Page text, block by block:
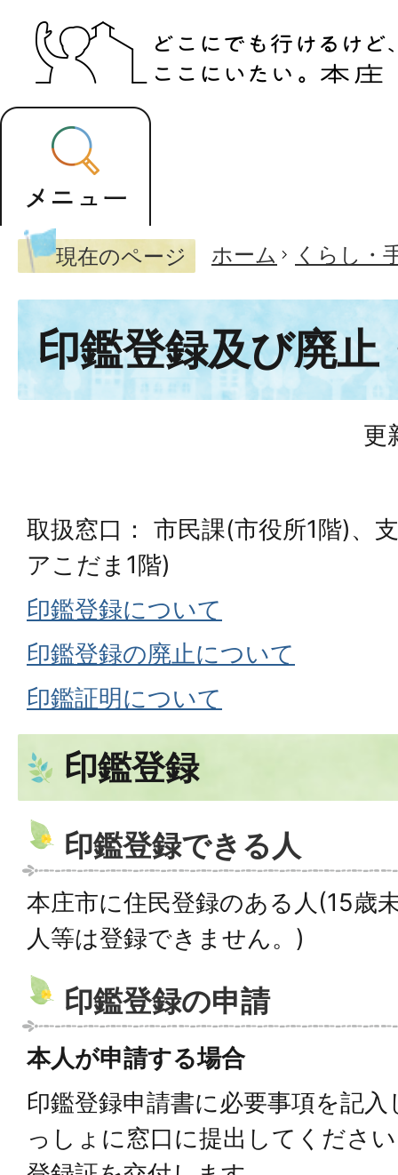
現在のページ ホーム くらし・
印鑑登録及び廃止
更
取扱窓口： 市民課(市役所1階)、
アこだま1階)
印鑑登録について
印鑑登録の廃止について
印鑑証明について
印鑑登録
印鑑登録できる人
本庄市に住民登録のある人(15歳
人等は登録できません。)
印鑑登録の申請
本人が申請する場合
印鑑登録申請書に必要事項を記
っしょに窓口に提出してくださ